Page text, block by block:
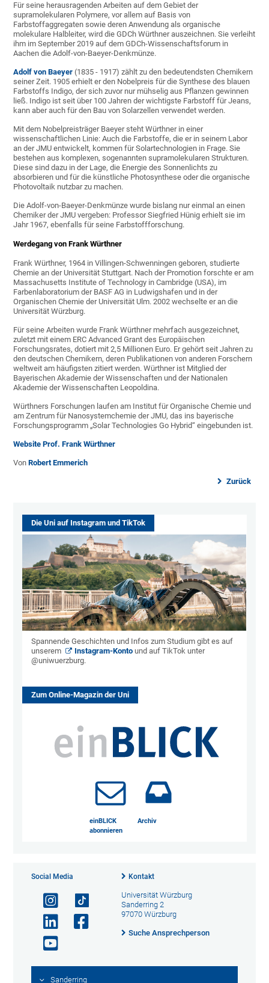
Für seine herausragenden Arbeiten auf dem Gebiet der
supramolekularen Polymere, vor allem auf Basis von
Farbstoffaggregaten sowie deren Anwendung als organische
molekulare Halbleiter, wird die GDCh Würthner auszeichnen. Sie verleiht
ihm im September 2019 auf dem GDCh-Wissenschaftsforum in
Aachen die Adolf-von-Baeyer-Denkmünze.
Adolf von Baeyer (1835 - 1917) zählt zu den bedeutendsten Chemikern
seiner Zeit. 1905 erhielt er den Nobelpreis für die Synthese des blauen
Farbstoffs Indigo, der sich zuvor nur mühselig aus Pflanzen gewinnen
ließ. Indigo ist seit über 100 Jahren der wichtigste Farbstoff für Jeans,
kann aber auch für den Bau von Solarzellen verwendet werden.
Mit dem Nobelpreisträger Baeyer steht Würthner in einer
wissenschaftlichen Linie: Auch die Farbstoffe, die er in seinem Labor
an der JMU entwickelt, kommen für Solartechnologien in Frage. Sie
bestehen aus komplexen, sogenannten supramolekularen Strukturen.
Diese sind dazu in der Lage, die Energie des Sonnenlichts zu
absorbieren und für die künstliche Photosynthese oder die organische
Photovoltaik nutzbar zu machen.
Die Adolf-von-Baeyer-Denkmünze wurde bislang nur einmal an einen
Chemiker der JMU vergeben: Professor Siegfried Hünig erhielt sie im
Jahr 1967, ebenfalls für seine Farbstoffforschung.
Werdegang von Frank Würthner
Frank Würthner, 1964 in Villingen-Schwenningen geboren, studierte
Chemie an der Universität Stuttgart. Nach der Promotion forschte er am
Massachusetts Institute of Technology in Cambridge (USA), im
Farbenlaboratorium der BASF AG in Ludwigshafen und in der
Organischen Chemie der Universität Ulm. 2002 wechselte er an die
Universität Würzburg.
Für seine Arbeiten wurde Frank Würthner mehrfach ausgezeichnet,
zuletzt mit einem ERC Advanced Grant des Europäischen
Forschungsrates, dotiert mit 2,5 Millionen Euro. Er gehört seit Jahren zu
den deutschen Chemikern, deren Publikationen von anderen Forschern
weltweit am häufigsten zitiert werden. Würthner ist Mitglied der
Bayerischen Akademie der Wissenschaften und der Nationalen
Akademie der Wissenschaften Leopoldina.
Würthners Forschungen laufen am Institut für Organische Chemie und
am Zentrum für Nanosystemchemie der JMU, das ins bayerische
Forschungsprogramm „Solar Technologies Go Hybrid“ eingebunden ist.
Website Prof. Frank Würthner
VonRobert Emmerich
Zurück
Die Uni auf Instagram und TikTok
Spannende Geschichten und Infos zum Studium gibt es auf
unserem
Instagram-Konto und auf TikTok unter
@uniwuerzburg.
Zum Online-Magazin der Uni
einBLICK
abonnieren
Archiv
Social Media Kontakt
Universität Würzburg
Sanderring 2
97070 Würzburg
Suche Ansprechperson
Sanderring